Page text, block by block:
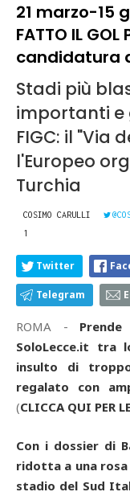
21 marzo-15
FATTO IL
candidatura
Stadi più
importanti
FIGC: il "Via
l'Europeo
Turchia
COSIMO CARULLI
1
Twitter
Telegram
ROMA -
SoloLecce.it tra
insulto di
regalato con
(CLICCA QUI PER
Con i dossier di
ridotta a una
stadio del Sud